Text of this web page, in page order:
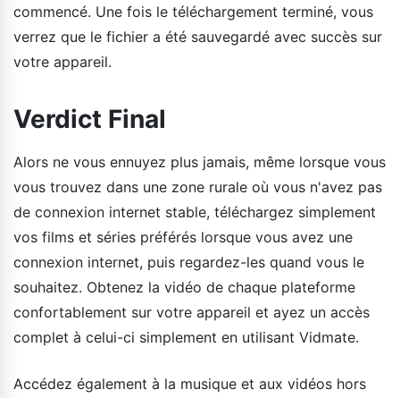
commencé. Une fois le téléchargement terminé, vous
verrez que le fichier a été sauvegardé avec succès sur
votre appareil.
Verdict Final
Alors ne vous ennuyez plus jamais, même lorsque vous
vous trouvez dans une zone rurale où vous n'avez pas
de connexion internet stable, téléchargez simplement
vos films et séries préférés lorsque vous avez une
connexion internet, puis regardez-les quand vous le
souhaitez. Obtenez la vidéo de chaque plateforme
confortablement sur votre appareil et ayez un accès
complet à celui-ci simplement en utilisant Vidmate.
Accédez également à la musique et aux vidéos hors